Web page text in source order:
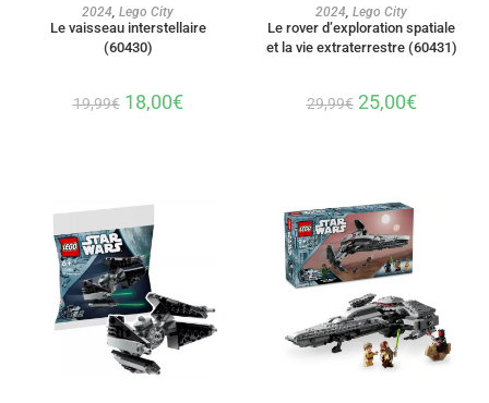
AJOUTER AU PANIER
2024, Lego City
Le vaisseau interstellaire
(60430)
19,99€ 18,00€
AJOUTER AU PANIER
2024, Lego City
Le rover d’exploration spatiale
et la vie extraterrestre (60431)
29,99€ 25,00€